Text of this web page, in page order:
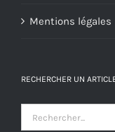
Mentions légales
RECHERCHER UN